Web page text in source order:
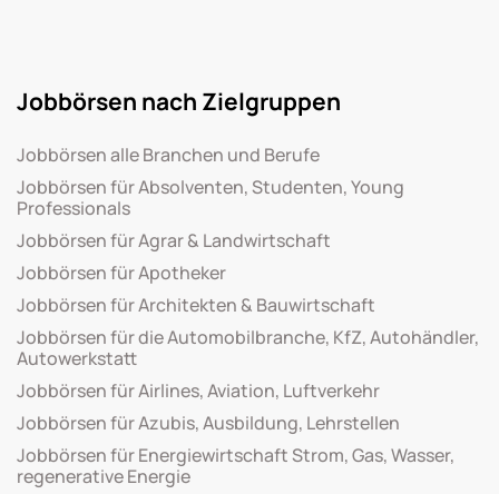
Jobbörsen nach Zielgruppen
Jobbörsen alle Branchen und Berufe
Jobbörsen für Absolventen, Studenten, Young
Professionals
Jobbörsen für Agrar & Landwirtschaft
Jobbörsen für Apotheker
Jobbörsen für Architekten & Bauwirtschaft
Jobbörsen für die Automobilbranche, KfZ, Autohändler,
Autowerkstatt
Jobbörsen für Airlines, Aviation, Luftverkehr
Jobbörsen für Azubis, Ausbildung, Lehrstellen
Jobbörsen für Energiewirtschaft Strom, Gas, Wasser,
regenerative Energie